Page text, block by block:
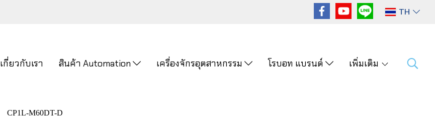
TH
เกี่ยวกับเรา สินค้า Automation เครื่องจักรอุตสาหกรรม โรบอท แบรนด์ เพิ่มเติม
CP1L-M60DT-D